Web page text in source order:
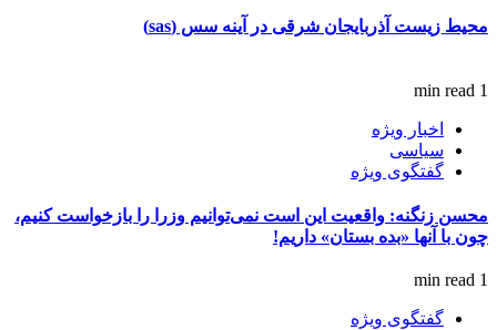
محیط زیست آذربایجان شرقی در آینه سس (sas)
1 min read
اخبار ویژه
سیاسی
گفتگوی ویژه
محسن زنگنه: واقعیت این است نمی‌توانیم وزرا را بازخواست کنیم،
چون با آنها «بده بستان» داریم!
1 min read
گفتگوی ویژه